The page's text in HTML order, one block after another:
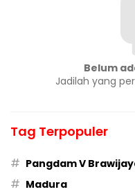
Belum
Jadilah yang
Tag Terpopuler
# Pangdam V
# Madura